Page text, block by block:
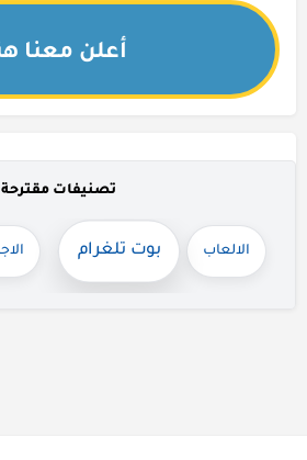
أعلن معنا
تصنيفات مقترحة
الالعاب بوت تلغرام